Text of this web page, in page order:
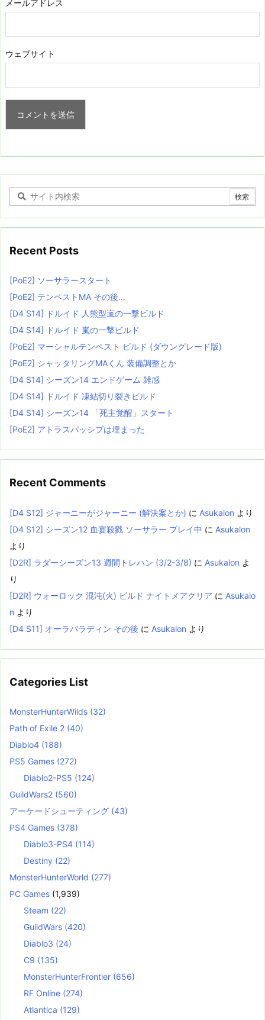
メールアドレス
ウェブサイト
Recent Posts
[PoE2] ソーサラースタート
[PoE2] テンペストMA その後…
[D4 S14] ドルイド 人熊型嵐の一撃ビルド
[D4 S14] ドルイド 嵐の一撃ビルド
[PoE2] マーシャルテンペスト ビルド (ダウングレード版)
[PoE2] シャッタリングMAくん 装備調整とか
[D4 S14] シーズン14 エンドゲーム 雑感
[D4 S14] ドルイド 凍結切り裂きビルド
[D4 S14] シーズン14 「死主覚醒」スタート
[PoE2] アトラスパッシブは埋まった
Recent Comments
[D4 S12] ジャーニーがジャーニー (解決案とか) に Asukalon より
[D4 S12] シーズン12 血宴殺戮 ソーサラー プレイ中 に Asukalon
より
[D2R] ラダーシーズン13 週間トレハン (3/2-3/8) に Asukalon よ
り
[D2R] ウォーロック 混沌(火) ビルド ナイトメアクリア に Asukalo
n より
[D4 S11] オーラパラディン その後 に Asukalon より
Categories List
MonsterHunterWilds (32)
Path of Exile 2 (40)
Diablo4 (188)
PS5 Games (272)
Diablo2-PS5 (124)
GuildWars2 (560)
アーケードシューティング (43)
PS4 Games (378)
Diablo3-PS4 (114)
Destiny (22)
MonsterHunterWorld (277)
PC Games (1,939)
Steam (22)
GuildWars (420)
Diablo3 (24)
C9 (135)
MonsterHunterFrontier (656)
RF Online (274)
Atlantica (129)